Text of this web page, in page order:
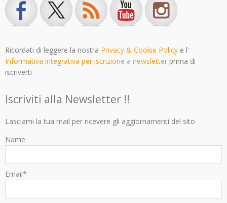
Ricordati di leggere la nostra Privacy & Cookie Policy e l'
Informativa integrativa per iscrizione a newsletterprima di
iscriverti
Iscriviti alla Newsletter !!
Lasciami la tua mail per ricevere gli aggiornamenti del sito
Name
Email*